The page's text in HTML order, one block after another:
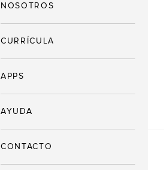
NOSOTROS
CURRÍCULA
APPS
AYUDA
CONTACTO